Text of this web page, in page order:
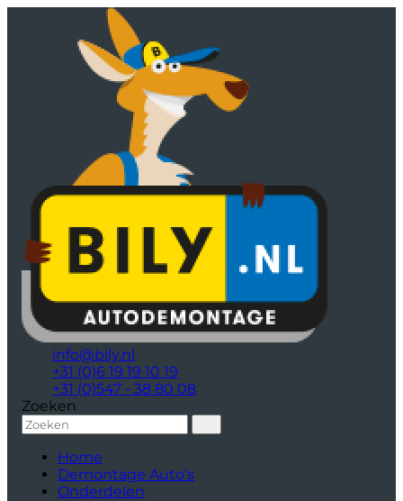
info@bily.nl
+31 (0)6 19 19 10 19
+31 (0)547 - 38 80 08
Zoeken
Home
Demontage Auto’s
Onderdelen